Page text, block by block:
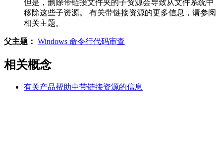
但是，删除带链接文件夹的子资源会导致从文件系统中
移除这些子资源。 有关带链接资源的更多信息，请参阅
相关主题。
父主题： Windows 命令行代码审查
相关概念
有关产品帮助中带链接资源的信息